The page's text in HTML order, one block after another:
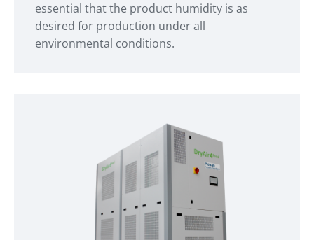
essential that the product humidity is as
desired for production under all
environmental conditions.